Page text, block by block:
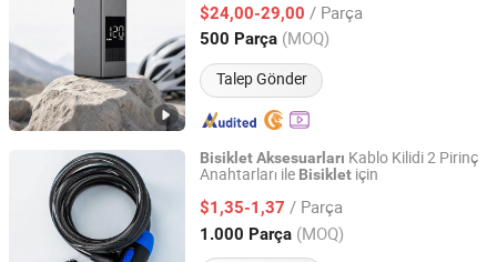
$24,00-29,00 / Parça
500 Parça (MOQ)
Talep Gönder
Sichuan, China Fiyat 2024
BisikletAksesuarları Kablo Kilidi 2 Pirinç
Anahtarları ile Bisiklet için
$1,35-1,37 / Parça
1.000 Parça (MOQ)
WENZHOU NAIBAO LOCK CO., LTD.
Zhejiang, China Fiyat 2009